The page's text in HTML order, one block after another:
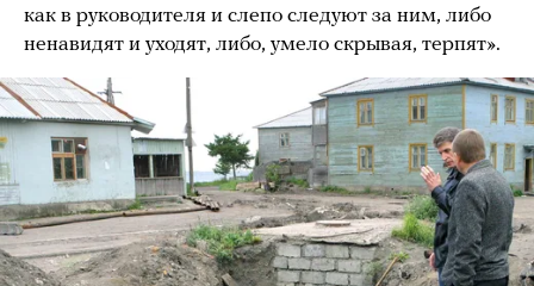
как в руководителя и слепо следуют за ним, либо
ненавидят и уходят, либо, умело скрывая, терпят».